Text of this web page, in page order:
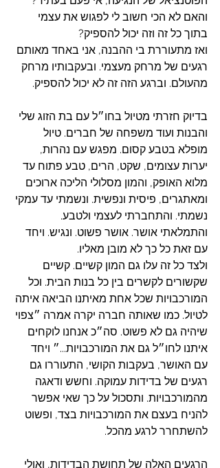
והאם לא הכי חשוב לי לפגוש את עצמי
בתוך כל זה וזה יכול להספיק?
ואז מתעוררת בי ההבנה, אני באחד מאותם
רגעים של מרחק מעצמי. ובעקבותיו מרחק
מהעולם. וברגע הזה זה לא יכול להספיק.
בדיוק חזרתי מטיול בחו״ל עם בת הזוג שלי
והבנות ועוד משפחה של חברים. טיול
מופלא בטבע קסום. מפגש עם נהרות,
יערות עצומים, שקט, הרים, טבע פתוח עד
מלוא האופק, והמון מסלולי הליכה ארוכים
ומאתגרים, פיסית ונפשית. ונשמתי עד עמקי
נשמתי. והתחברתי לעצמי ולטבע.
והתמלאתי אושר. אושר פשוט. ונגיש. ויחד
עם זאת כל כך לא מובן מאליו.
ולצד כל זה עלו גם המון קשיים. קשיים
שקשורים לקשרים בין כל בנות הבית. וכל
המורכבויות שכל אחת מאיתנו הביאה איתה
לטיול. כמו שאותה חברה יקרה אמרה ״צפוי
שיהיה גם לא פשוט. סה״כ אנחנו לוקחים
איתנו לחו״ל גם את המורכבויות...״ ויחד
עם האושר, בעקבות הקושי, התעוררו גם
רגעים של בדידות עמוקה. וחשש ודאגה
מהמורכבויות. ותסכול על כך שאי אפשר
להניח בעצם את המורכבויות בצד, ופשוט
להשתחרר לרגע מהכל.
הרגעים האלה של תחושת הבדידות, ואולי